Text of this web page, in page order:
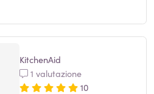
KitchenAid
1 valutazione
10